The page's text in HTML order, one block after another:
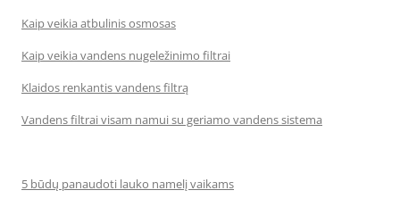
Kaip veikia atbulinis osmosas
Kaip veikia vandens nugeležinimo filtrai
Klaidos renkantis vandens filtrą
Vandens filtrai visam namui su geriamo vandens sistema
5 būdų panaudoti lauko namelį vaikams